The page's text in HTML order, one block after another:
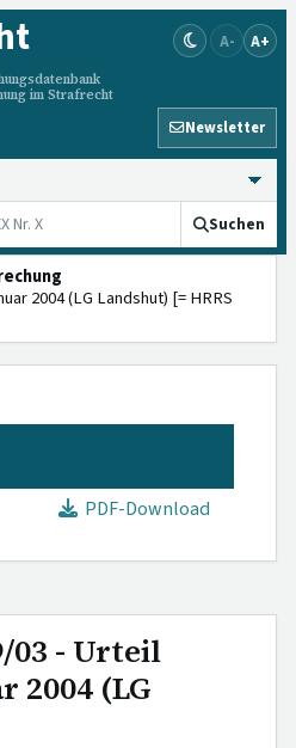
im Strafrecht
A- A+
Newsletter
Suchen
2004 (LG Landshut) [= HRRS
PDF-Download
03 - Urteil
2004 (LG